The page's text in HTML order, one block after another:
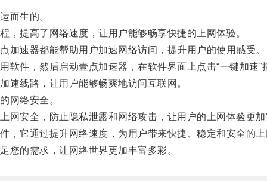
而生的。
提高了网络速度，让用户能够畅享快捷的上网体验。
速器都能帮助用户加速网络访问，提升用户的使用感受。
件，然后启动壹点加速器，在软件界面上点击“一键加速”
线路，让用户能够畅爽地访问互联网。
网络安全。
安全，防止隐私泄露和网络攻击，让用户的上网体验更加
它通过提升网络速度，为用户带来快捷、稳定和安全的上
的需求，让网络世界更加丰富多彩。